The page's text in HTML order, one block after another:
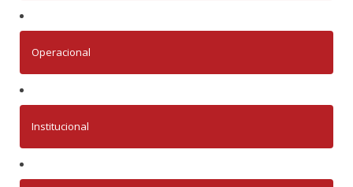
Operacional
Institucional